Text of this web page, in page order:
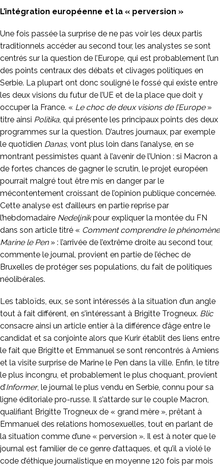
L’intégration européenne et la « perversion »
Une fois passée la surprise de ne pas voir les deux partis
traditionnels accéder au second tour, les analystes se sont
centrés sur la question de l’Europe, qui est probablement l’un
des points centraux des débats et clivages politiques en
Serbie. La plupart ont donc souligné le fossé qui existe entre
les deux visions du futur de l’UE et de la place que doit y
occuper la France. « Le choc de deux visions de l’Europe»
titre ainsi Politika, qui présente les principaux points des deux
programmes sur la question. D’autres journaux, par exemple
le quotidien Danas, vont plus loin dans l’analyse, en se
montrant pessimistes quant à l’avenir de l’Union : si Macron a
de fortes chances de gagner le scrutin, le projet européen
pourrait malgré tout être mis en danger par le
mécontentement croissant de l’opinion publique concernée.
Cette analyse est d’ailleurs en partie reprise par
l’hebdomadaire Nedeljnikpour expliquer la montée du FN
dans son article titré « Comment comprendre le phénomène
Marine le Pen» : l’arrivée de l’extrême droite au second tour,
commente le journal, provient en partie de l’échec de
Bruxelles de protéger ses populations, du fait de politiques
néolibérales.
Les tabloïds, eux, se sont intéressés à la situation d’un angle
tout à fait différent, en s’intéressant à Brigitte Trogneux. Blic
consacre ainsi un article entier à la différence d’âge entre le
candidat et sa conjointe alors que Kurir établit des liens entre
le fait que Brigitte et Emmanuel se sont rencontrés à Amiens
et la visite surprise de Marine le Pen dans la ville. Enfin, le titre
le plus incongru, et probablement le plus choquant, provient
d’Informer, le journal le plus vendu en Serbie, connu pour sa
ligne éditoriale pro-russe. Il s’attarde sur le couple Macron,
qualifiant Brigitte Trogneux de « grand mère », prêtant à
Emmanuel des relations homosexuelles, tout en parlant de
la situation comme d’une « perversion ». Il est à noter que le
journal est familier de ce genre d’attaques, et qu’il a violé le
code d’éthique journalistique en moyenne 120 fois par mois